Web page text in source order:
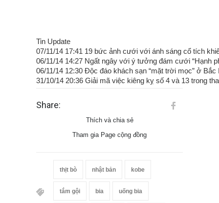
Tin Update
07/11/14 17:41 19 bức ảnh cưới với ánh sáng cổ tích
06/11/14 14:27 Ngất ngây với ý tưởng đám cưới “Hạnh
06/11/14 12:30 Độc đáo khách sạn “mặt trời mọc” ở Bắc
31/10/14 20:36 Giải mã việc kiêng kỵ số 4 và 13 trong
Share:
Thích và chia sẻ
Tham gia Page cộng đồng
thịt bò nhật bản kobe
tắm gội bia uống bia